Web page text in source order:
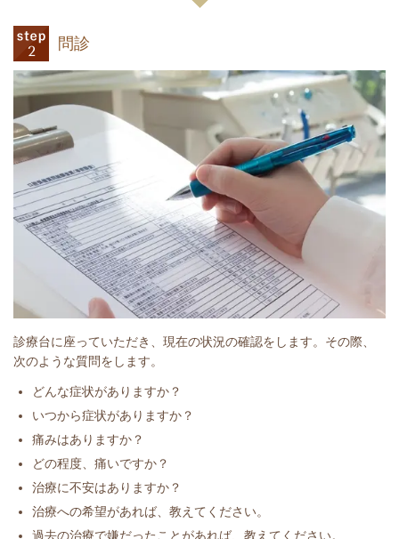
問診
診療台に座っていただき、現在の状況の確認をします。その際、
次のような質問をします。
どんな症状がありますか？
いつから症状がありますか？
痛みはありますか？
どの程度、痛いですか？
治療に不安はありますか？
治療への希望があれば、教えてください。
過去の治療で嫌だったことがあれば、教えてください。